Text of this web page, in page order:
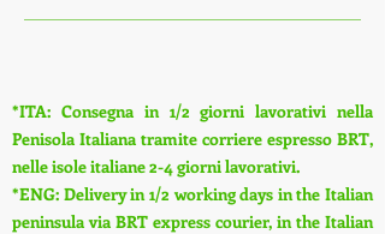
*ITA: Consegna in 1/2 giorni lavorativi nella
Penisola Italiana tramite corriere espresso BRT,
nelle isole italiane 2-4 giorni lavorativi.
*ENG: Delivery in 1/2 working days in the Italian
peninsula via BRT express courier, in the Italian